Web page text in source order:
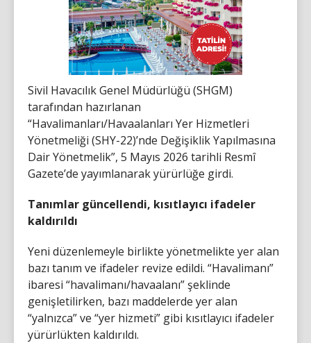
Sivil Havacılık Genel Müdürlüğü (SHGM)
tarafından hazırlanan
“Havalimanları/Havaalanları Yer Hizmetleri
Yönetmeliği (SHY-22)’nde Değişiklik Yapılmasına
Dair Yönetmelik”, 5 Mayıs 2026 tarihli Resmî
Gazete’de yayımlanarak yürürlüğe girdi.
Tanımlar güncellendi, kısıtlayıcı ifadeler
kaldırıldı
Yeni düzenlemeyle birlikte yönetmelikte yer alan
bazı tanım ve ifadeler revize edildi. “Havalimanı”
ibaresi “havalimanı/havaalanı” şeklinde
genişletilirken, bazı maddelerde yer alan
“yalnızca” ve “yer hizmeti” gibi kısıtlayıcı ifadeler
yürürlükten kaldırıldı.